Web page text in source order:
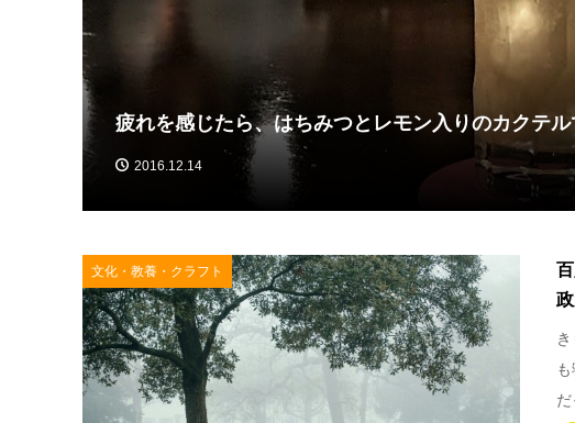
疲れを感じたら、はちみつとレモン入りのカクテ
2016.12.14
文化・教養・クラフト
だ